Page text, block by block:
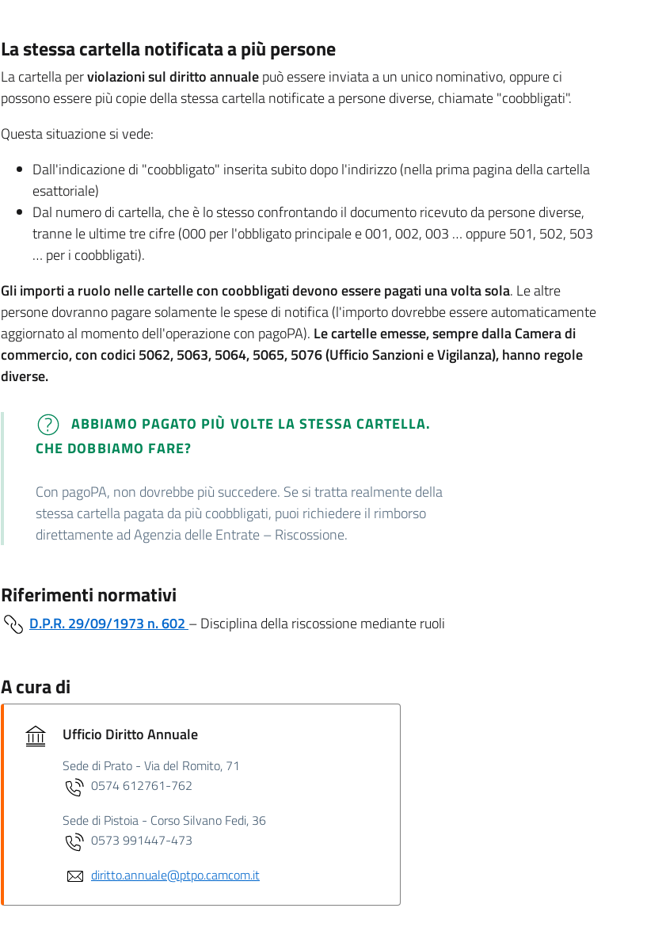
La stessa cartella notificata a più persone
La cartella perviolazioni sul diritto annualepuò essere inviata a un unico nominativo, oppure ci
possono essere più copie della stessa cartella notificate a persone diverse, chiamate "coobbligati".
Questa situazione si vede:
Dall'indicazione di "coobbligato" inserita subito dopo l'indirizzo (nella prima pagina della cartella
esattoriale)
Dal numero di cartella, che è lo stesso confrontando il documento ricevuto da persone diverse,
tranne le ultime tre cifre (000 per l'obbligato principale e 001, 002, 003 … oppure 501, 502, 503
… per i coobbligati).
Gli importi a ruolo nelle cartelle con coobbligati devono essere pagati una volta sola. Le altre
persone dovranno pagare solamente le spese di notifica (l'importo dovrebbe essere automaticamente
aggiornato al momento dell'operazione con pagoPA). Le cartelle emesse, sempre dalla Camera di
commercio, con codici 5062, 5063, 5064, 5065, 5076 (Ufficio Sanzioni e Vigilanza), hanno regole
diverse.
ABBIAMO PAGATO PIÙ VOLTE LA STESSA CARTELLA.
CHE DOBBIAMO FARE?
Con pagoPA, non dovrebbe più succedere. Se si tratta realmente della
stessa cartella pagata da più coobbligati, puoi richiedere il rimborso
direttamente ad Agenzia delle Entrate – Riscossione.
Riferimenti normativi
D.P.R. 29/09/1973 n. 602 – Disciplina della riscossione mediante ruoli
A cura di
Ufficio Diritto Annuale
Sede di Prato - Via del Romito, 71
0574 612761-762
Sede di Pistoia - Corso Silvano Fedi, 36
0573 991447-473
diritto.annuale@ptpo.camcom.it